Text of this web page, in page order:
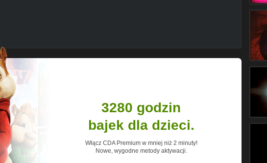
3280 godzin
bajek dla dzieci.
Włącz CDA Premium w mniej niż 2 minuty!
Nowe, wygodne metody aktywacji.